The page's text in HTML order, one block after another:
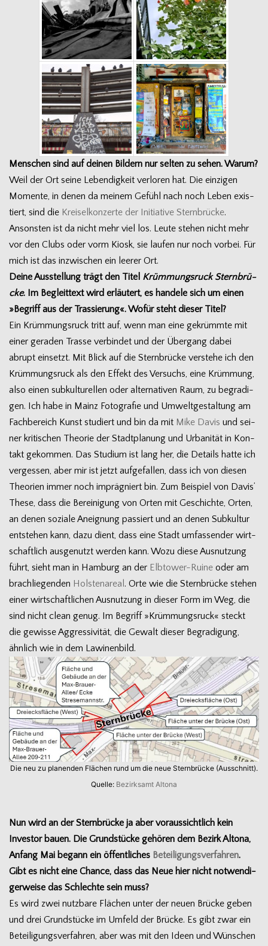
Men­schen sind auf dei­nen Bil­dern nur sel­ten zu sehen. Warum?
Weil der Ort seine Leben­dig­keit ver­lo­ren hat. Die ein­zi­gen
Momente, in denen da mei­nem Gefühl nach noch Leben exis­
tiert, sind die Krei­sel­kon­zerte der Initia­tive Stern­brü­cke.
Ansons­ten ist da nicht mehr viel los. Leute ste­hen nicht mehr
vor den Clubs oder vorm Kiosk, sie lau­fen nur noch vor­bei. Für
mich ist das inzwi­schen ein lee­rer Ort.
Deine Aus­stel­lung trägt den Titel Krüm­mungs­ruck Stern­brü­
cke. Im Begleit­text wird erläu­tert, es han­dele sich um einen
»Begriff aus der Tras­sie­rung«. Wofür steht die­ser Titel?
Ein Krüm­mungs­ruck tritt auf, wenn man eine gekrümmte mit
einer gera­den Trasse ver­bin­det und der Über­gang dabei
abrupt ein­setzt. Mit Blick auf die Stern­brü­cke ver­stehe ich den
Krüm­mungs­ruck als den Effekt des Ver­suchs, eine Krüm­mung,
also einen sub­kul­tu­rel­len oder alter­na­ti­ven Raum, zu begra­di­
gen. Ich habe in Mainz Foto­gra­fie und Umwelt­ge­stal­tung am
Fach­be­reich Kunst stu­diert und bin da mit Mike Davis und sei­
ner kri­ti­schen Theo­rie der Stadt­pla­nung und Urba­ni­tät in Kon­
takt gekom­men. Das Stu­dium ist lang her, die Details hatte ich
ver­ges­sen, aber mir ist jetzt auf­ge­fal­len, dass ich von die­sen
Theo­rien immer noch imprä­gniert bin. Zum Bei­spiel von Davis’
These, dass die Berei­ni­gung von Orten mit Geschichte, Orten,
an denen soziale Aneig­nung pas­siert und an denen Sub­kul­tur
ent­ste­hen kann, dazu dient, dass eine Stadt umfas­sen­der wirt­
schaft­lich aus­ge­nutzt wer­den kann. Wozu diese Aus­nut­zung
führt, sieht man in Ham­burg an der Elbtower-Ruine oder am
brach­lie­gen­den Hols­ten­areal . Orte wie die Stern­brü­cke ste­hen
einer wirt­schaft­li­chen Aus­nut­zung in die­ser Form im Weg, die
sind nicht clean genug. Im Begriff »Krüm­mungs­ruck« steckt
die gewisse Aggres­si­vi­tät, die Gewalt die­ser Begra­di­gung,
ähn­lich wie in dem Lawinenbild.
Die neu zu pla­nen­den Flä­chen rund um die neue Stern­brü­cke (Aus­schnitt).
Quelle: Bezirks­amt Altona
Nun wird an der Stern­brü­cke ja aber vor­aus­sicht­lich kein
Inves­tor bauen. Die Grund­stü­cke gehö­ren dem Bezirk Altona,
Anfang Mai begann ein öffent­li­ches Betei­li­gungs­ver­fah­ren.
Gibt es nicht eine Chance, dass das Neue hier nicht not­wen­di­
ger­weise das Schlechte sein muss?
Es wird zwei nutz­bare Flä­chen unter der neuen Brü­cke geben
und drei Grund­stü­cke im Umfeld der Brü­cke. Es gibt zwar ein
Betei­li­gungs­ver­fah­ren, aber was mit den Ideen und Wün­schen